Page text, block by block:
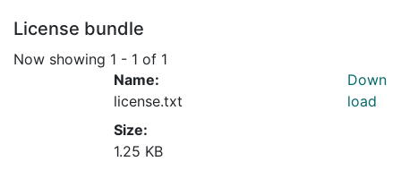
License bundle
Now showing 1 - 1 of 1
Name:
license.txt
Size:
1.25 KB
Down
load